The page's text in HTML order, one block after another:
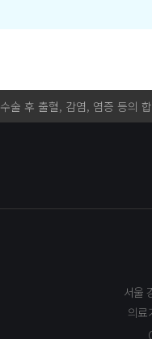
수술 후 출혈, 감염, 염증 등의
서울
의료